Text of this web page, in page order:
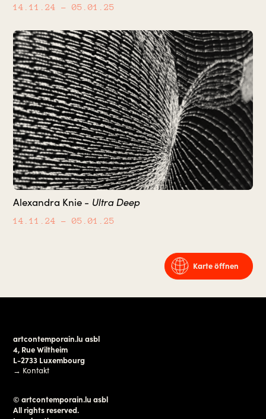
14.11.24 – 05.01.25
Alexandra Knie - Ultra Deep
14.11.24 – 05.01.25
Karte öffnen
artcontemporain.lu asbl
4, Rue Wiltheim
L-2733 Luxembourg
→ Kontakt
© artcontemporain.lu asbl
All rights reserved.